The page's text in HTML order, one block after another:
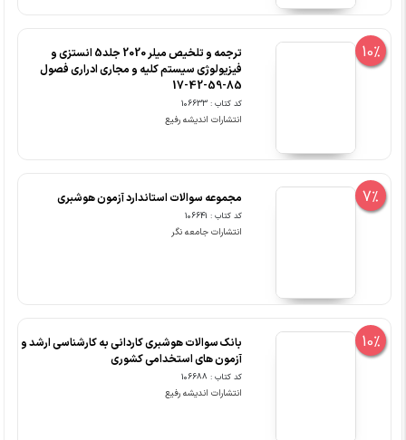
10%
ترجمه و تلخیص میلر 2020 جلد5 انستزی و
فیزیولوژی سیستم کلیه و مجاری ادراری فصول
85-59-42-17
کد کتاب : 106633
انتشارات اندیشه رفیع
7% مجموعه سوالات استاندارد آزمون هوشبری
کد کتاب : 106641
انتشارات جامعه نگر
10%
بانک سوالات هوشبری کاردانی به کارشناسی ارشد و
آزمون های استخدامی کشوری
کد کتاب : 106688
انتشارات اندیشه رفیع